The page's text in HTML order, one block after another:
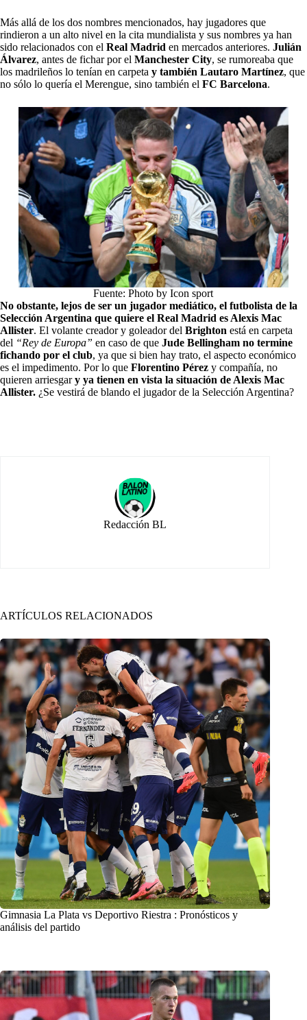
Más allá de los dos nombres mencionados, hay jugadores que
rindieron a un alto nivel en la cita mundialista y sus nombres ya han
sido relacionados con el Real Madrid en mercados anteriores. Julián
Álvarez, antes de fichar por el Manchester City, se rumoreaba que
los madrileños lo tenían en carpeta y también Lautaro Martínez, que
no sólo lo quería el Merengue, sino también el FC Barcelona.
Fuente: Photo by Icon sport
No obstante, lejos de ser un jugador mediático, el futbolista de la
Selección Argentina que quiere el Real Madrid es Alexis Mac
Allister. El volante creador y goleador del Brighton está en carpeta
del “Rey de Europa” en caso de que Jude Bellingham no termine
fichando por el club, ya que si bien hay trato, el aspecto económico
es el impedimento. Por lo que Florentino Pérez y compañía, no
quieren arriesgary ya tienen en vista la situación de Alexis Mac
Allister. ¿Se vestirá de blando el jugador de la Selección Argentina?
Redacción BL
ARTÍCULOS RELACIONADOS
Gimnasia La Plata vs Deportivo Riestra : Pronósticos y
análisis del partido